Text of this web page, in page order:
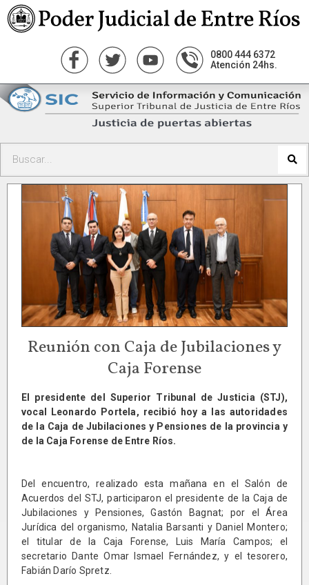
0800 444 6372
Atención 24hs.
Reunión con Caja de Jubilaciones y
Caja Forense
El presidente del Superior Tribunal de Justicia (STJ),
vocal Leonardo Portela, recibió hoy a las autoridades
de la Caja de Jubilaciones y Pensiones de la provincia y
de la Caja Forense de Entre Ríos.
Del encuentro, realizado esta mañana en el Salón de
Acuerdos del STJ, participaron el presidente de la Caja de
Jubilaciones y Pensiones, Gastón Bagnat; por el Área
Jurídica del organismo, Natalia Barsanti y Daniel Montero;
el titular de la Caja Forense, Luis María Campos; el
secretario Dante Omar Ismael Fernández, y el tesorero,
Fabián Darío Spretz.